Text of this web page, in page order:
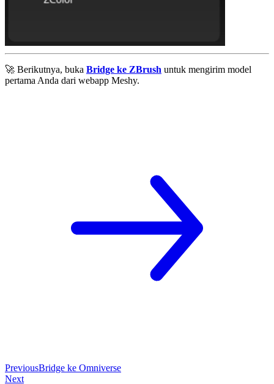
🚀 Berikutnya, buka Bridge ke ZBrush untuk mengirim model
pertama Anda dari webapp Meshy.
PreviousBridge ke Omniverse
Next